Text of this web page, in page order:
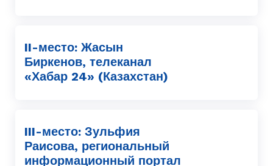
II-место: Жасын
Биркенов, телеканал
«Хабар 24» (Казахстан)
III-место: Зульфия
Раисова, региональный
информационный портал